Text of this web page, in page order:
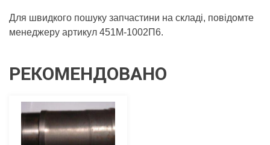
Для швидкого пошуку запчастини на складі, повідомте
менеджеру артикул 451М-1002П6.
РЕКОМЕНДОВАНО